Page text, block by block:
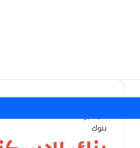
سبتمبر 2024
بنوك